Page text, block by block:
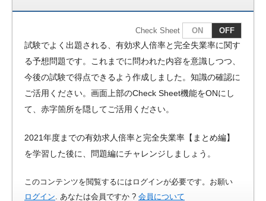
Check Sheet ON OFF
試験でよく出題される、有効求人倍率と完全失業率に関す
る予想問題です。これまでに問われた内容を意識しつつ、
今後の試験で得点できるよう作成しました。知識の確認に
ご活用ください。画面上部のCheck Sheet機能をONにし
て、赤字箇所を隠してご活用ください。
2021年度までの有効求人倍率と完全失業率【まとめ編】
を学習した後に、問題編にチャレンジしましょう。
このコンテンツを閲覧するにはログインが必要です。お願い
ログイン. あなたは会員ですか ? 会員について